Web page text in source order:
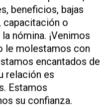
beneficios, bajas
capacitación o
nómina. ¡Venimos
le molestamos con
encantados de
relación es
Estamos
su confianza.